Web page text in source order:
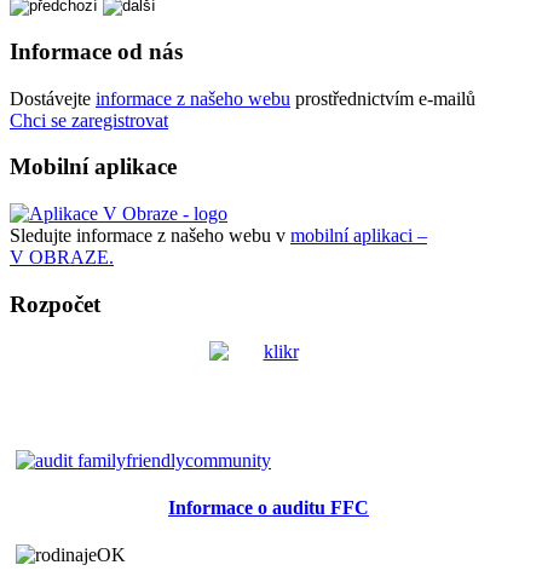
Informace od nás
Dostávejte informace z našeho webu prostřednictvím e-mailů
Chci se zaregistrovat
Mobilní aplikace
Sledujte informace z našeho webu v mobilní aplikaci –
V OBRAZE.
Rozpočet
Informace o auditu FFC